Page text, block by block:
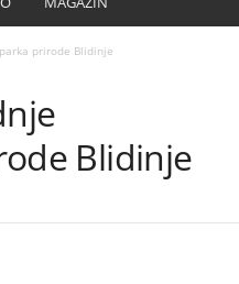
prirode Blidinje
Blidinje